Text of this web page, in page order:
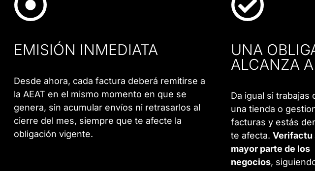
EMISIÓN INMEDIATA
Desde ahora, cada factura deberá remitirse a
la AEAT en el mismo momento en que se
genera, sin acumular envíos ni retrasarlos al
cierre del mes, siempre que te afecte la
obligación vigente.
UNA
ALCANZA
Da igual si trabajas
una tienda o
facturas y estás
te afecta. Verifactu
mayor parte de los
negocios,